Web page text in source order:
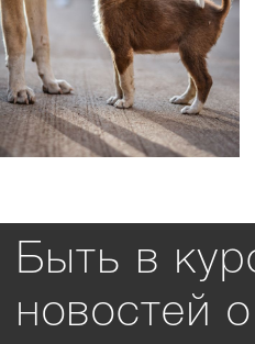
Быть в
новостей о